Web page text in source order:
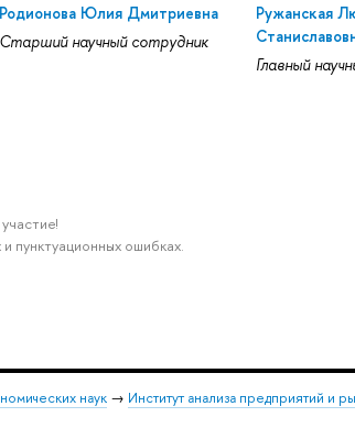
Родионова Юлия Дмитриевна
Старший научный сотрудник
Ружанская
Главный
пунктуационных ошибках.
наук → Институт анализа предприятий и